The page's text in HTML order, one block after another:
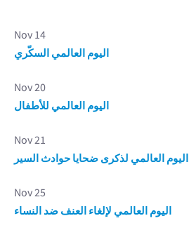
Nov 14
اليوم العالمي السكّري
Nov 20
اليوم العالمي للأطفال
Nov 21
اليوم العالمي لذكرى ضحايا حوادث السير
Nov 25
اليوم العالمي لإلغاء العنف ضد النساء